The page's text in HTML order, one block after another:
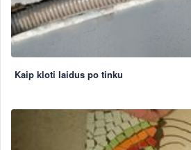
Kaip kloti laidus po tinku